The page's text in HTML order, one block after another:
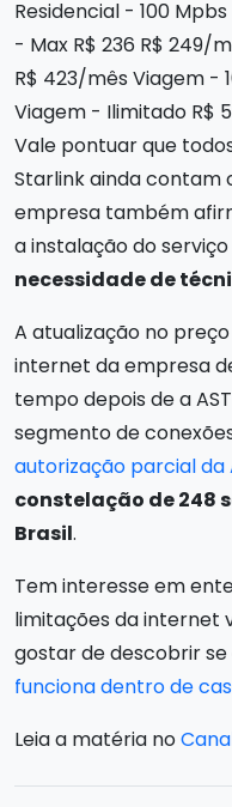
Residencial - 100 Mpbs
- Max R$ 236 R$ 249/
R$ 423/mês Viagem -
Viagem - Ilimitado R$
Vale pontuar que
Starlink ainda contam
empresa também
a instalação do
necessidade de
A atualização no
internet da empresa
tempo depois de a
segmento de
autorização parcial da
constelação de 248
Brasil.
Tem interesse em
limitações da internet
gostar de descobrir se
funciona dentro de
Leia a matéria no